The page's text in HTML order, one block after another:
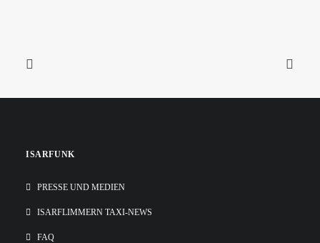
ISARFUNK
PRESSE UND MEDIEN
ISARFLIMMERN TAXI-NEWS
FAQ